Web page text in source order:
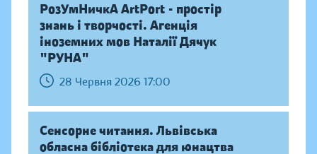
РозУмНичкА ArtPort - простір
знань і творчості. Агенція
іноземних мов Наталії Дячук
"РУНА"
28 Червня 2026 17:00
Сенсорне читання. Львівська
обласна бібліотека для юнацтва